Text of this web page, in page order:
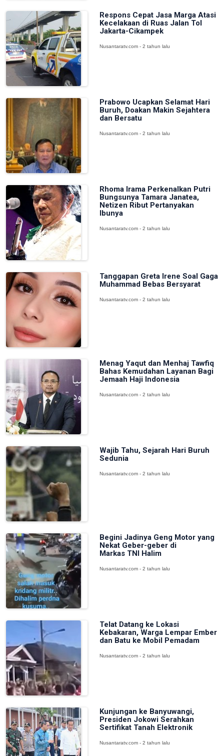
Respons Cepat Jasa Marga Atasi
Kecelakaan di Ruas Jalan Tol
Jakarta-Cikampek
Nusantaratv.com - 2 tahun lalu
Prabowo Ucapkan Selamat Hari
Buruh, Doakan Makin Sejahtera
dan Bersatu
Nusantaratv.com - 2 tahun lalu
Rhoma Irama Perkenalkan Putri
Bungsunya Tamara Janatea,
Netizen Ribut Pertanyakan
Ibunya
Nusantaratv.com - 2 tahun lalu
Tanggapan Greta Irene Soal Gaga
Muhammad Bebas Bersyarat
Nusantaratv.com - 2 tahun lalu
Menag Yaqut dan Menhaj Tawfiq
Bahas Kemudahan Layanan Bagi
Jemaah Haji Indonesia
Nusantaratv.com - 2 tahun lalu
Wajib Tahu, Sejarah Hari Buruh
Sedunia
Nusantaratv.com - 2 tahun lalu
Begini Jadinya Geng Motor yang
Nekat Geber-geber di
Markas TNI Halim
Nusantaratv.com - 2 tahun lalu
Telat Datang ke Lokasi
Kebakaran, Warga Lempar Ember
dan Batu ke Mobil Pemadam
Nusantaratv.com - 2 tahun lalu
Kunjungan ke Banyuwangi,
Presiden Jokowi Serahkan
Sertifikat Tanah Elektronik
Nusantaratv.com - 2 tahun lalu